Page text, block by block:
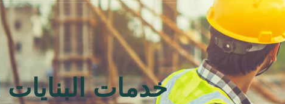
خدمات البنايات